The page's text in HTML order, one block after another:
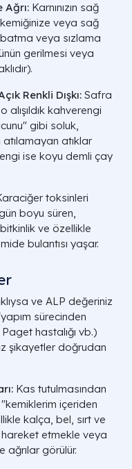
Ağrı: Karnınızın sağ
veya sağ
veya sızlama
gerilmesi veya
Renkli Dışkı: Safra
alışıldık kahverengi
gibi soluk,
atıklar
ise koyu demli çay
toksinleri
boyu süren,
ve özellikle
bulantısı yaşar.
ve ALP değeriniz
sürecinden
hastalığı vb.)
şikayetler doğrudan
Kas tutulmasından
içeriden
kalça, bel, sırt ve
etmekle veya
görülür.